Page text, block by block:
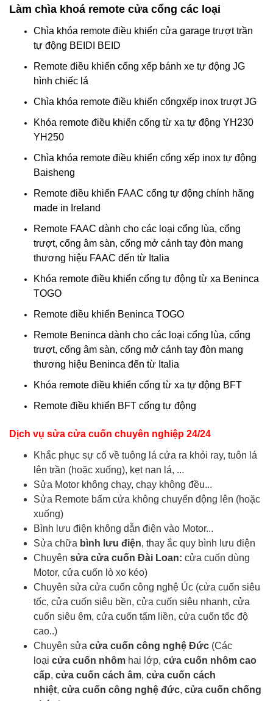
Làm chìa khoá remote cửa cổng các loại
Chìa khóa remote điều khiển cửa garage trượt trần
tự động BEIDI BEID
Remote điều khiển cổng xếp bánh xe tự động JG
hình chiếc lá
Chìa khóa remote điều khiển cổngxếp inox trượt JG
Khóa remote điều khiển cổng từ xa tự động YH230
YH250
Chìa khóa remote điều khiển cổng xếp inox tự động
Baisheng
Remote điều khiển FAAC cổng tự động chính hãng
made in Ireland
Remote FAAC dành cho các loại cổng lùa, cổng
trượt, cổng âm sàn, cổng mở cánh tay đòn mang
thương hiệu FAAC đến từ Italia
Khóa remote điều khiển cổng tự động từ xa Beninca
TOGO
Remote điều khiển Beninca TOGO
Remote Beninca dành cho các loại cổng lùa, cổng
trượt, cổng âm sàn, cổng mở cánh tay đòn mang
thương hiệu Beninca đến từ Italia
Khóa remote điều khiển cổng từ xa tự động BFT
Remote điều khiển BFT cổng tự động
Dịch vụ sửa cửa cuốn chuyên nghiệp 24/24
Khắc phục sự cố về tuông lá cửa ra khỏi ray, tuôn lá
lên trần (hoặc xuống), kẹt nan lá, ...
Sửa Motor không chạy, chạy không đều...
Sửa Remote bấm cửa không chuyển động lên (hoặc
xuống)
Bình lưu điện không dẫn điện vào Motor...
Sửa chữa bình lưu điện, thay ắc quy bình lưu điện
Chuyên sửa cửa cuốn Đài Loan: cửa cuốn dùng
Motor, cửa cuốn lò xo kéo)
Chuyên sửa cửa cuốn công nghệ Úc (cửa cuốn siêu
tốc, cửa cuốn siêu bền, cửa cuốn siêu nhanh, cửa
cuốn siêu êm, cửa cuốn tấm liền, cửa cuốn tốc độ
cao..)
Chuyên sửa cửa cuốn công nghệ Đức (Các
loại cửa cuốn nhôm hai lớp, cửa cuốn nhôm cao
cấp, cửa cuốn cách âm, cửa cuốn cách
nhiệt, cửa cuốn công nghệ đức, cửa cuốn chống